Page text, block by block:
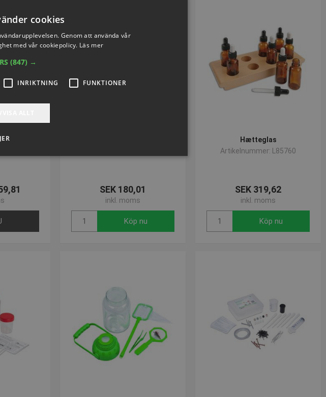
Holder
SEK 180,01
inkl. moms
Köp nu
Hætteglas
Artikelnummer: L85760
SEK 319,62
inkl. moms
Köp nu
cookies
Genom att använda vår
med vår cookiepolicy. Läs mer
(847) →
INRIKTNING FUNKTIONER
och kontohantering. Webbplatsen kan inte användas
Popup
cookie används av Cookie-Script.com-tjänsten för att komma
preferenserna för besökarens cookie. Det är nödvändigt att
Script.com cookiebanner fungerar korrekt.